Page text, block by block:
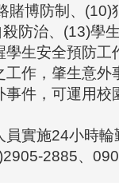
賭博防制、(10)
防治、(13)學
生安全預防工
工作，肇生意外
件，可運用校
實施24小時輪
2885、